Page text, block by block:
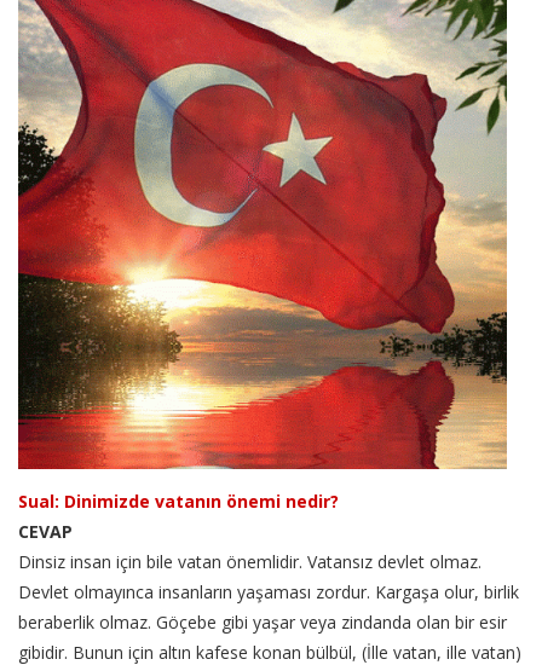
Sual: Dinimizde vatanın önemi nedir?
CEVAP
Dinsiz insan için bile vatan önemlidir. Vatansız devlet olmaz.
Devlet olmayınca insanların yaşaması zordur. Kargaşa olur, birlik
beraberlik olmaz. Göçebe gibi yaşar veya zindanda olan bir esir
gibidir. Bunun için altın kafese konan bülbül, (İlle vatan, ille vatan)